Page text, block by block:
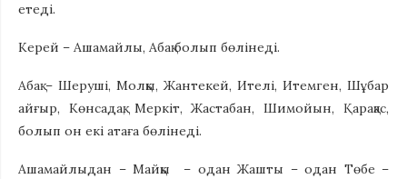
етеді.
Керей – Ашамайлы, Абақ болып бөлінеді.
Абақ – Шеруші, Молқы, Жантекей, Ителі, Итемген, Шұбар
айғыр, Көнсадақ, Меркіт, Жастабан, Шимойын, Қарақас,
болып он екі атаға бөлінеді.
Ашамайлыдан – Майқы – одан Жашты – одан Төбе –